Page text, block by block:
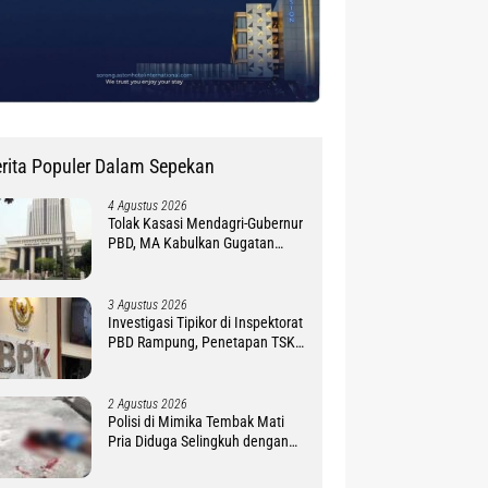
Populer Dalam Sepekan
4 Agustus 2026
Tolak Kasasi Mendagri-Gubernur
PBD, MA Kabulkan Gugatan
3 Agustus 2026
Investigasi Tipikor di Inspektorat
PBD Rampung, Penetapan TSK
2 Agustus 2026
Polisi di Mimika Tembak Mati
Pria Diduga Selingkuh dengan